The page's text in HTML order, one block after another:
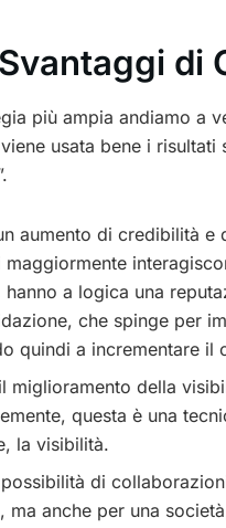
di
più ampia andiamo a
usata bene i
aumento di credibilità
a logica una
che spinge per
quindi a incrementare il
miglioramento della
questa è una
la visibilità.
possibilità di
ma anche per una